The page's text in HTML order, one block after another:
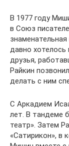
В 1977 году
в Союз
давно хотелось
друзья,
Райкин
делать с ним
С Аркадием
лет. В тандеме
театр». Затем
«Сатирикон», в